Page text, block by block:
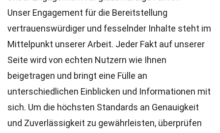
Unser Engagement für die Bereitstellung
vertrauenswürdiger und fesselnder Inhalte steht im
Mittelpunkt unserer Arbeit. Jeder Fakt auf unserer
Seite wird von echten Nutzern wie Ihnen
beigetragen und bringt eine Fülle an
unterschiedlichen Einblicken und Informationen mit
sich. Um die höchsten Standards an Genauigkeit
und Zuverlässigkeit zu gewährleisten, überprüfen